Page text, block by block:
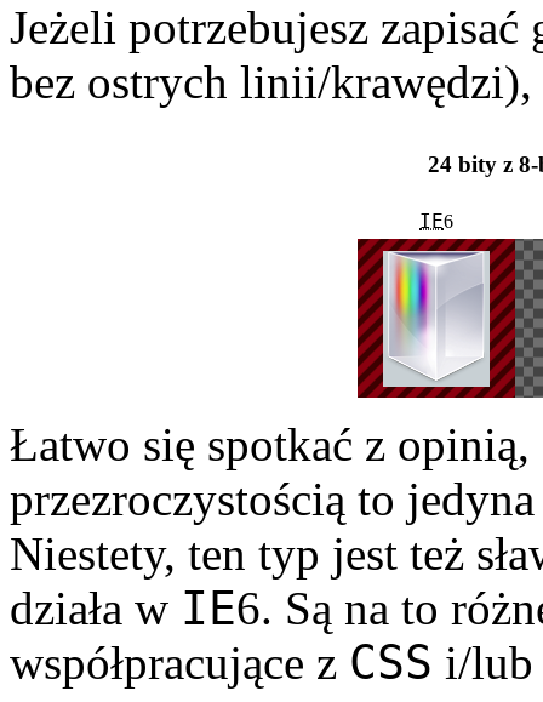
Jeżeli potrzebujesz
bez ostrych linii/
24 bity z
IE6
Łatwo się spotkać z
przezroczystością to
Niestety, ten typ jest też
działa w IE6. Są na to
współpracujące z CSS i/lub